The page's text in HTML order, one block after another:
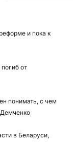
и пока к
от
понимать, с чем
в Беларуси,